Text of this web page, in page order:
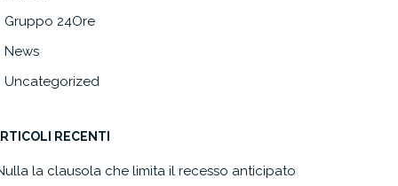
Gruppo 24Ore
News
Uncategorized
RECENTI
la clausola che limita il recesso anticipato